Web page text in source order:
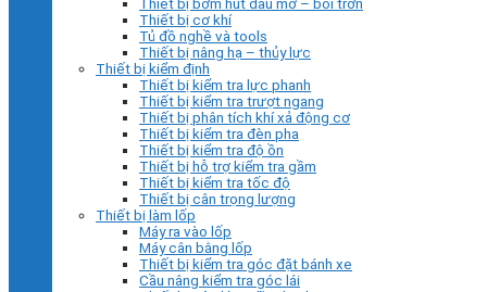
Thiết bị bơm hút dầu mỡ – bôi trơn
Thiết bị cơ khí
Tủ đồ nghề và tools
Thiết bị nâng hạ – thủy lực
Thiết bị kiểm định
Thiết bị kiểm tra lực phanh
Thiết bị kiểm tra trượt ngang
Thiết bị phân tích khí xả động cơ
Thiết bị kiểm tra đèn pha
Thiết bị kiểm tra độ ồn
Thiết bị hỗ trợ kiểm tra gầm
Thiết bị kiểm tra tốc độ
Thiết bị cân trọng lượng
Thiết bị làm lốp
Máy ra vào lốp
Máy cân bằng lốp
Thiết bị kiểm tra góc đặt bánh xe
Cầu nâng kiểm tra góc lái